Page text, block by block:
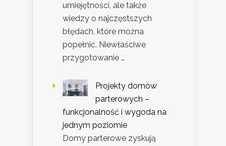
umiejętności, ale także
wiedzy o najczęstszych
błędach, które można
popełnić. Niewłaściwe
przygotowanie …
Projekty domów
parterowych –
funkcjonalność i wygoda na
jednym poziomie
Domy parterowe zyskują